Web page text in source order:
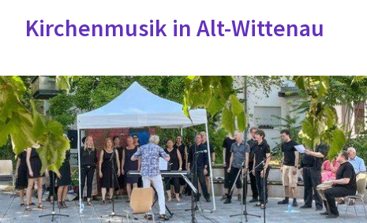
Kirchenmusik in Alt-Wittenau